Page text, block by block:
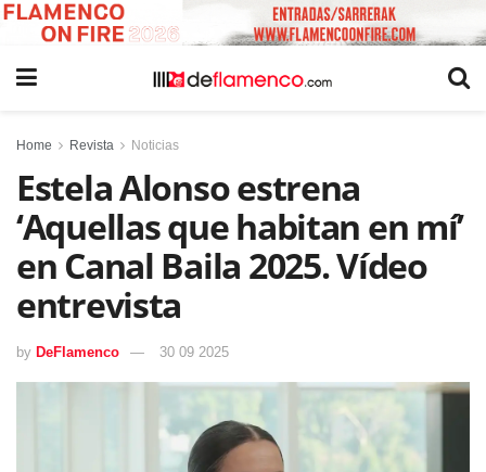
Home Revista Noticias
Estela Alonso estrena
‘Aquellas que habitan en mí’
en Canal Baila 2025. Vídeo
entrevista
by DeFlamenco 30 09 2025